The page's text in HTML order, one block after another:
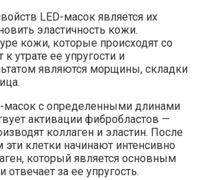
LED-масок является их
эластичность кожи.
кожи, которые происходят со
утрате ее упругости и
являются морщины, складки
масок с определенными длинами
активации фибробластов —
коллаген и эластин. После
эти клетки начинают интенсивно
который является основным
за ее упругость.